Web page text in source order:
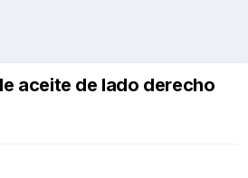
aceite de lado derecho